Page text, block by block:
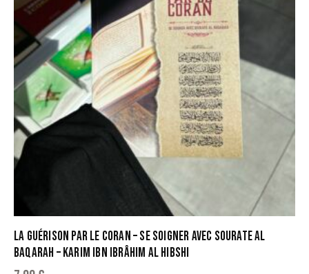
LA GUÉRISON PAR LE CORAN – SE SOIGNER AVEC SOURATE AL
BAQARAH – KARIM IBN IBRÂHIM AL HIBSHI